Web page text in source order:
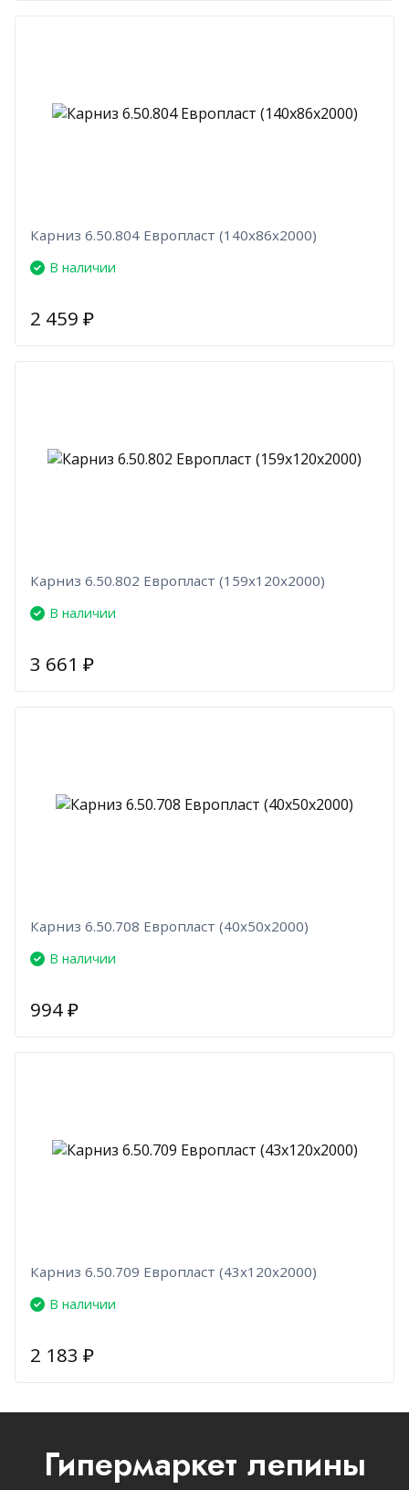
Карниз 6.50.804 Европласт (140х86х2000)
В наличии
2 459 ₽
Карниз 6.50.802 Европласт (159х120х2000)
В наличии
3 661 ₽
Карниз 6.50.708 Европласт (40х50х2000)
В наличии
994₽
Карниз 6.50.709 Европласт (43х120х2000)
В наличии
2 183 ₽
Гипермаркет лепины